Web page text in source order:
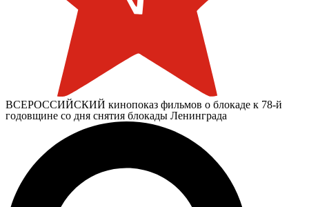
ВСЕРОССИЙСКИЙ кинопоказ фильмов о блокаде к 78-й
годовщине со дня снятия блокады Ленинграда